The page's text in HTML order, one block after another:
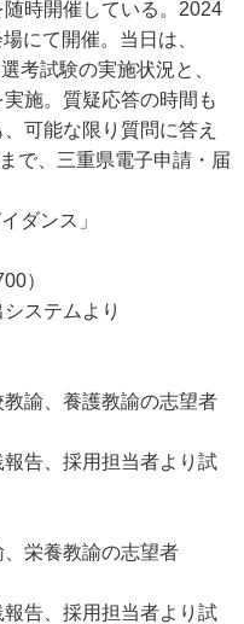
時開催している。2024
にて開催。当日は、
考試験の実施状況と、
施。質疑応答の時間も
可能な限り質問に答え
で、三重県電子申請・届
ダンス」
）
ステムより
諭、養護教諭の志望者
告、採用担当者より試
栄養教諭の志望者
告、採用担当者より試